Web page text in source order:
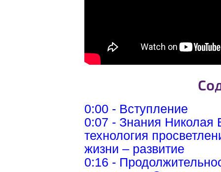
0:00 - Вступление
0:07 - Знания Николая
технология
жизни – развитие
0:16 -